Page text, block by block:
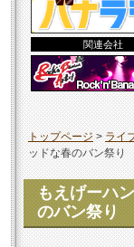
トップページ>ライ
ッドな春のバン祭り
もえげーハ
のバン祭り
関連会社